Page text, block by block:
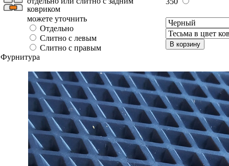
ковриком
можете уточнить
Отдельно
Слитно с левым
Слитно с правым
В корзину
Фурнитура